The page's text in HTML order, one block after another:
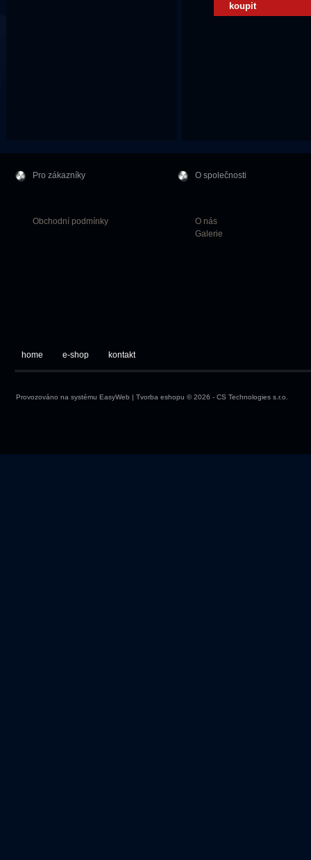
koupit
Pro zákazníky
Obchodní podmínky
O společnosti
O nás
Galerie
home e-shop kontakt
Provozováno na systému EasyWeb | Tvorba eshopu © 2026 - CS Technologies s.r.o.